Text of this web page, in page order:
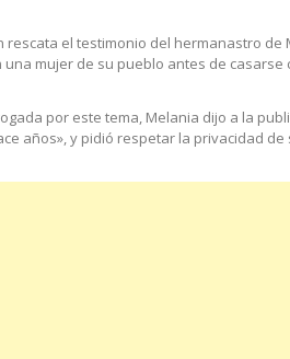
rescata el testimonio del hermanastro
mujer de su pueblo antes de casarse
por este tema, Melania dijo a la
años», y pidió respetar la privacidad de